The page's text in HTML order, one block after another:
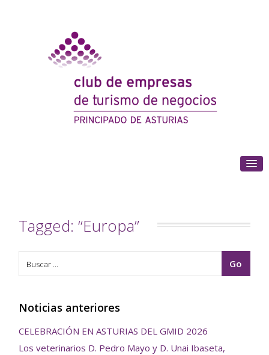
Tagged: “Europa”
Noticias anteriores
CELEBRACIÓN EN ASTURIAS DEL GMID 2026
Los veterinarios D. Pedro Mayo y D. Unai Ibaseta,